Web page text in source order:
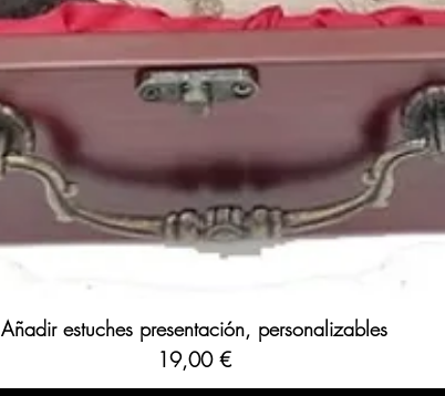
Añadir estuches presentación, personalizables
Precio
19,00 €